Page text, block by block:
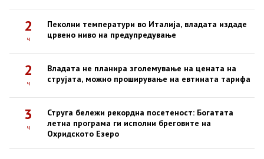
2
ч
Пеколни температури во Италија, владата издаде
црвено ниво на предупредување
2
ч
Владата не планира зголемување на цената на
струјата, можно проширување на евтината тарифа
3
ч
Струга бележи рекордна посетеност: Богатата
летна програма ги исполни бреговите на
Охридското Езеро